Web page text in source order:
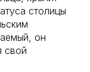
столицы
он
свой